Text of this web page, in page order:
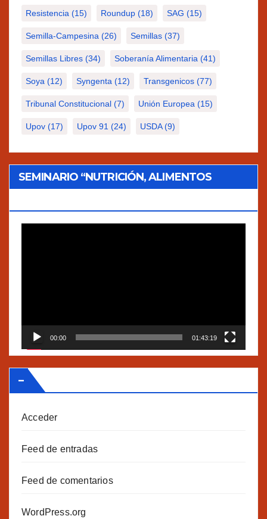
Resistencia (15) Roundup (18) SAG (15)
Semilla-Campesina (26) Semillas (37)
Semillas Libres (34) Soberanía Alimentaria (41)
Soya (12) Syngenta (12) Transgenicos (77)
Tribunal Constitucional (7) Unión Europea (15)
Upov (17) Upov 91 (24) USDA(9)
SEMINARIO “NUTRICIÓN, ALIMENTOS
00:00 01:43:19
–
Acceder
Feed de entradas
Feed de comentarios
WordPress.org